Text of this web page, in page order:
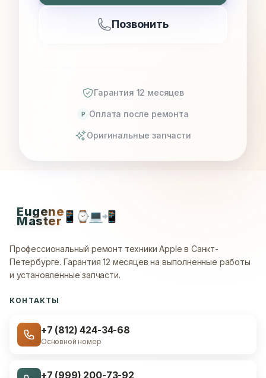
Позвонить
Гарантия 12 месяцев
P Оплата после ремонта
Оригинальные запчасти
Eugene
Master📱 ⌚💻📲
Профессиональный ремонт техники Apple в Санкт-
Петербурге. Гарантия 12 месяцев на выполненные работы
и установленные запчасти.
КОНТАКТЫ
+7 (812) 424-34-68
Основной номер
+7 (999) 200-73-92